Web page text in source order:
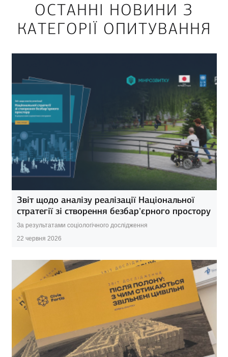
ОСТАННІ НОВИНИ З
КАТЕГОРІЇ ОПИТУВАННЯ
Звіт щодо аналізу реалізації Національної
стратегії зі створення безбар’єрного простору
За результатами соціологічного дослідження
22 червня 2026